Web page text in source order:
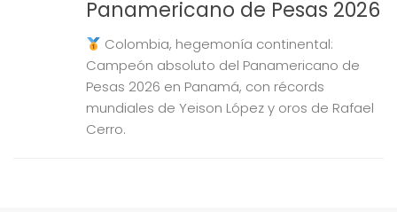
Panamericano de Pesas 2026
Colombia, hegemonía continental:
Campeón absoluto del Panamericano de
Pesas 2026 en Panamá, con récords
mundiales de Yeison López y oros de Rafael
Cerro.